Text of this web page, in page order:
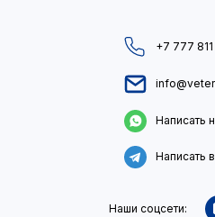
+7 777 811
Написать
Написать
Наши соцсети: